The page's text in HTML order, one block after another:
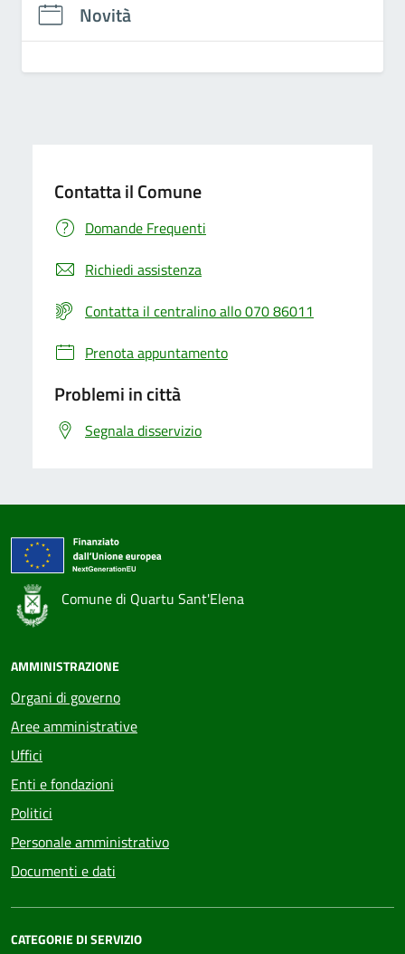
Novità
Contatta il Comune
Domande Frequenti
Richiedi assistenza
Contatta il centralino allo 070 86011
Prenota appuntamento
Problemi in città
Segnala disservizio
Comune di Quartu Sant'Elena
AMMINISTRAZIONE
Organi di governo
Aree amministrative
Uffici
Enti e fondazioni
Politici
Personale amministrativo
Documenti e dati
CATEGORIE DI SERVIZIO